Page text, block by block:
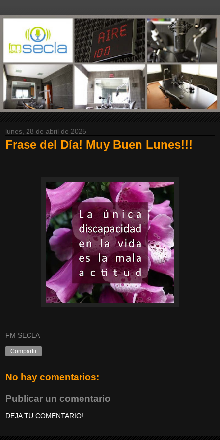
lunes, 28 de abril de 2025
Frase del Día! Muy Buen Lunes!!!
FM SECLA
Compartir
No hay comentarios:
Publicar un comentario
DEJA TU COMENTARIO!